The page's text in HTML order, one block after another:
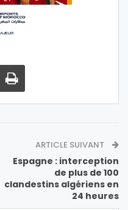
ARTICLE SUIVANT
Espagne : interception
de plus de 100
clandestins algériens en
24 heures